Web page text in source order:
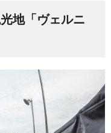
地「ヴェルニ